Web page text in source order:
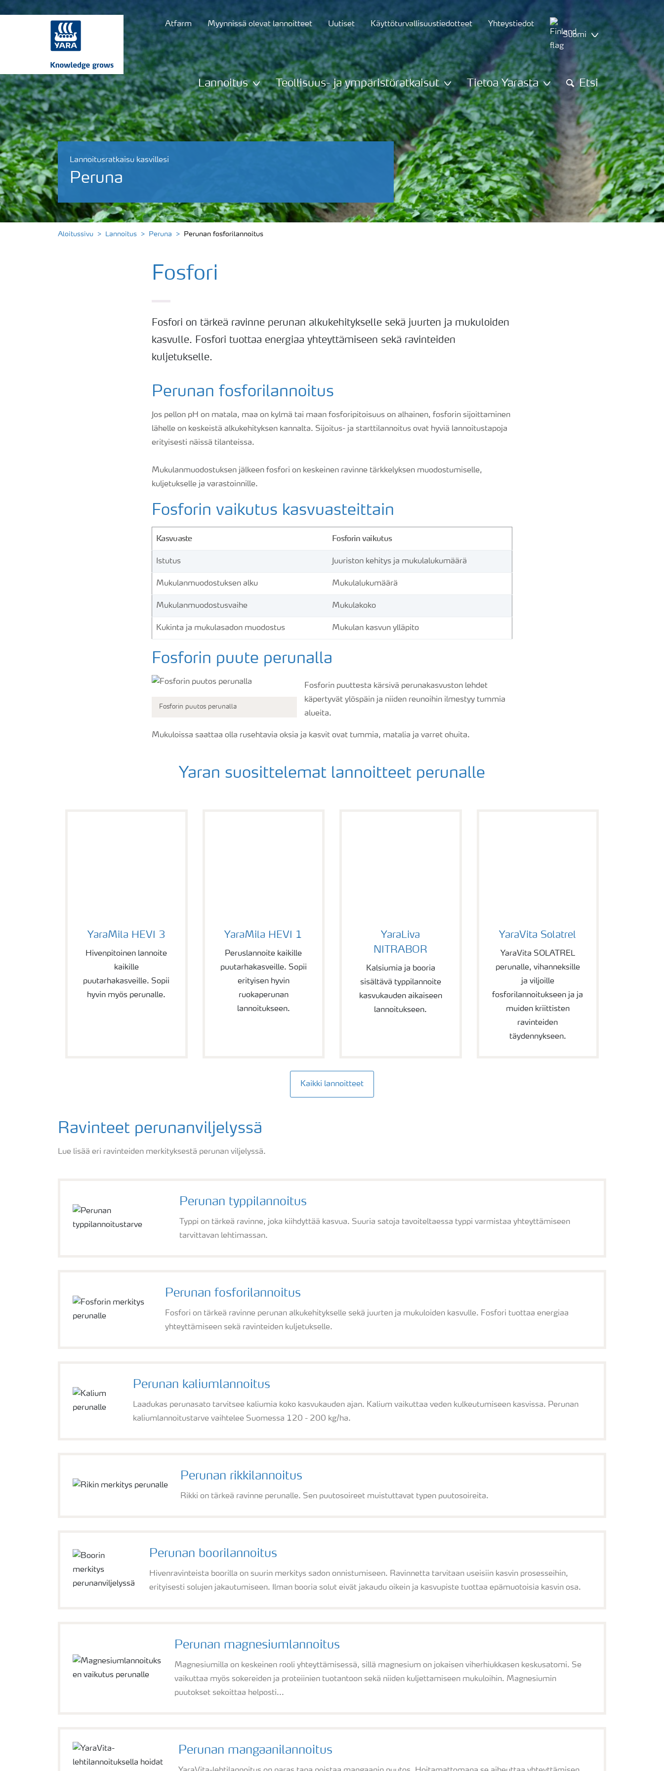
Atfarm Myynnissä olevat lannoitteet Uutiset Käyttöturvallisuustiedotteet
Yhteystiedot
Suomi
Lannoitus Teollisuus- ja ympäristöratkaisut Tietoa Yarasta Etsi
Lannoitusratkaisu kasvillesi
Peruna
Aloitussivu Lannoitus Peruna Perunan fosforilannoitus
Fosfori
Fosfori on tärkeä ravinne perunan alkukehitykselle sekä juurten ja mukuloiden
kasvulle. Fosfori tuottaa energiaa yhteyttämiseen sekä ravinteiden
kuljetukselle.
Perunan fosforilannoitus
Jos pellon pH on matala, maa on kylmä tai maan fosforipitoisuus on alhainen, fosforin sijoittaminen
lähelle on keskeistä alkukehityksen kannalta. Sijoitus- ja starttilannoitus ovat hyviä lannoitustapoja
erityisesti näissä tilanteissa.
Mukulanmuodostuksen jälkeen fosfori on keskeinen ravinne tärkkelyksen muodostumiselle,
kuljetukselle ja varastoinnille.
Fosforin vaikutus kasvuasteittain
Kasvuaste Fosforin vaikutus
Istutus Juuriston kehitys ja mukulalukumäärä
Mukulanmuodostuksen alku Mukulalukumäärä
Mukulanmuodostusvaihe Mukulakoko
Kukinta ja mukulasadon muodostus Mukulan kasvun ylläpito
Fosforin puute perunalla
Fosforin puutos perunalla
Fosforin puuttesta kärsivä perunakasvuston lehdet
käpertyvät ylöspäin ja niiden reunoihin ilmestyy tummia
alueita.
Mukuloissa saattaa olla rusehtavia oksia ja kasvit ovat tummia, matalia ja varret ohuita.
Yaran suosittelemat lannoitteet perunalle
YaraMila HEVI 3
Hivenpitoinen lannoite
kaikille
puutarhakasveille. Sopii
hyvin myös perunalle.
YaraMila HEVI 1
Peruslannoite kaikille
puutarhakasveille. Sopii
erityisen hyvin
ruokaperunan
lannoitukseen.
YaraLiva
NITRABOR
Kalsiumia ja booria
sisältävä typpilannoite
kasvukauden aikaiseen
lannoitukseen.
YaraVita Solatrel
YaraVita SOLATREL
perunalle, vihanneksille
ja viljoille
fosforilannoitukseen ja ja
muiden kriittisten
ravinteiden
täydennykseen.
Kaikki lannoitteet
Ravinteet perunanviljelyssä
Lue lisää eri ravinteiden merkityksestä perunan viljelyssä.
Perunan typpilannoitus
Typpi on tärkeä ravinne, joka kiihdyttää kasvua. Suuria satoja tavoiteltaessa typpi varmistaa yhteyttämiseen
tarvittavan lehtimassan.
Perunan fosforilannoitus
Fosfori on tärkeä ravinne perunan alkukehitykselle sekä juurten ja mukuloiden kasvulle. Fosfori tuottaa energiaa
yhteyttämiseen sekä ravinteiden kuljetukselle.
Perunan kaliumlannoitus
Laadukas perunasato tarvitsee kaliumia koko kasvukauden ajan. Kalium vaikuttaa veden kulkeutumiseen kasvissa. Perunan
kaliumlannoitustarve vaihtelee Suomessa 120 - 200 kg/ha.
Perunan rikkilannoitus
Rikki on tärkeä ravinne perunalle. Sen puutosoireet muistuttavat typen puutosoireita.
Perunan boorilannoitus
Hivenravinteista boorilla on suurin merkitys sadon onnistumiseen. Ravinnetta tarvitaan useisiin kasvin prosesseihin,
erityisesti solujen jakautumiseen. Ilman booria solut eivät jakaudu oikein ja kasvupiste tuottaa epämuotoisia kasvin osa.
Perunan magnesiumlannoitus
Magnesiumilla on keskeinen rooli yhteyttämisessä, sillä magnesium on jokaisen viherhiukkasen keskusatomi. Se
vaikuttaa myös sokereiden ja proteiinien tuotantoon sekä niiden kuljettamiseen mukuloihin. Magnesiumin
puutokset sekoittaa helposti...
Perunan mangaanilannoitus